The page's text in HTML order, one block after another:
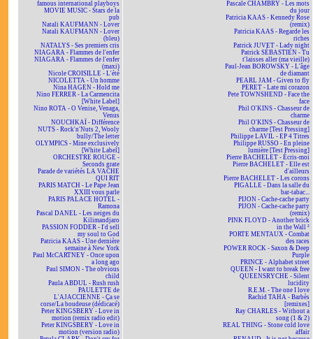
famous international playboys
MOVIE MUSIC - Stars de la
pub
Natali KAUFMANN - Lover
Natali KAUFMANN - Lover
(bleu)
NATALYS - Ses premiers cris
NIAGARA - Flammes de l'enfer
NIAGARA - Flammes de l'enfer
(maxi)
Nicole CROISILLE - L'été
NICOLETTA - Un homme
Nina HAGEN - Hold me
Nino FERRER - La Carmencita
[White Label]
Nino ROTA - O Venise, Venaga,
Venus
NOUCHKAÏ - Différence
NUTS - Rock'n'Nuts 2, Wooly
bully/The letter
OLYMPICS - Mine exclusively
[White Label]
ORCHESTRE ROUGE -
Seconds grate
Parade de variétés LA VACHE
QUI RIT
PARIS MATCH - Le Pape Jean
XXIII vous parle
PARIS PALACE HOTEL -
Ramona
Pascal DANEL - Les neiges du
Kilimandjaro
PASSION FODDER - I'd sell
my soul to God
Patricia KAAS - Une dernière
semaine à New York
Paul McCARTNEY - Once upon
a long ago
Paul SIMON - The obvious
child
Paula ABDUL - Rush rush
PAULETTE de
L'AJACCIENNE - Ça se
corse/La boudeuse (dédicacé)
Peter KINGSBERY - Love in
motion (remix radio edit)
Peter KINGSBERY - Love in
motion (version radio)
Pascale CHAMBRY - Les mots
du jour
Patricia KAAS - Kennedy Rose
(remix)
Patricia KAAS - Regarde les
riches
Patrick JUVET - Lady night
Patrick SÉBASTIEN - Tu
t'laisses aller (ma vieille)
Paul-Jean BOROWSKY - L'âge
de diamant
PEARL JAM - Given to fly
PERET - Late mi corazon
Pete TOWNSHEND - Face the
face
Phil O'KINS - Chasseur de
charme
Phil O'KINS - Chasseur de
charme [Test Pressing]
Philippe LAVIL - EP 4 Titres
Philippe RUSSO - En pleine
lumière [Test Pressing]
Pierre BACHELET - Écris-moi
Pierre BACHELET - Elle est
d'ailleurs
Pierre BACHELET - Les corons
PIGALLE - Dans la salle du
bar-tabac...
PIJON - Cache-cache party
PIJON - Cache-cache party
(remix)
PINK FLOYD - Another brick
in the Wall ²
PORTE MENTAUX - Combat
des races
POWER ROCK - Saxon & Deep
Purple
PRINCE - Alphabet street
QUEEN - I want to break free
QUEENSRYCHE - Silent
lucidity
R.E.M. - The one I love
Rachid TAHA - Barbès
[remixes]
Ray CHARLES - Without a
song (1 & 2)
REAL THING - Stone cold love
affair